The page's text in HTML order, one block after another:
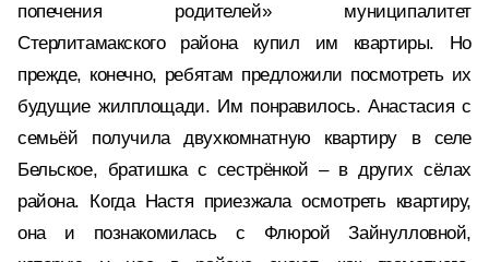
попечения родителей» муниципалитет
Стерлитамакского района купил им квартиры. Но
прежде, конечно, ребятам предложили посмотреть их
будущие жилплощади. Им понравилось. Анастасия с
семьёй получила двухкомнатную квартиру в селе
Бельское, братишка с сестрёнкой – в других сёлах
района. Когда Настя приезжала осмотреть квартиру,
она и познакомилась с Флюрой Зайнулловной,